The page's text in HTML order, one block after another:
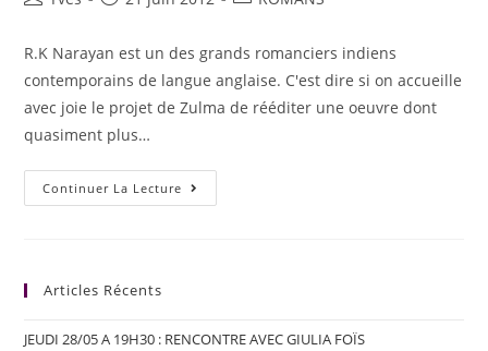
R.K Narayan est un des grands romanciers indiens
contemporains de langue anglaise. C'est dire si on accueille
avec joie le projet de Zulma de rééditer une oeuvre dont
quasiment plus…
Continuer La Lecture
Articles Récents
JEUDI 28/05 A 19H30 : RENCONTRE AVEC GIULIA FOÏS